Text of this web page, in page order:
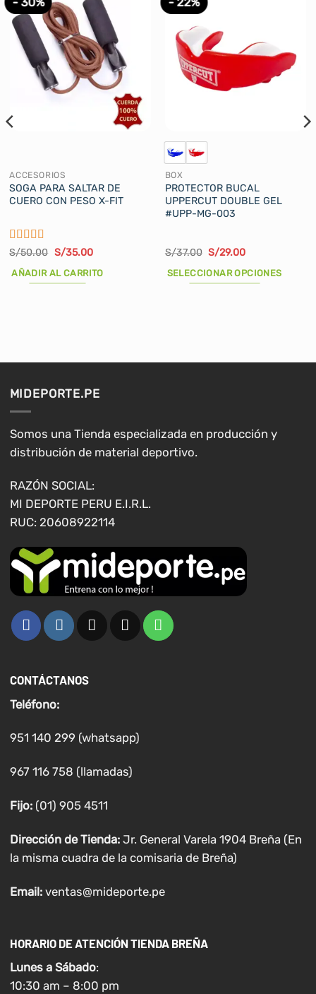
ACCESORIOS
SOGA PARA SALTAR DE
CUERO CON PESO X-FIT
Valorado
S/50.00 El
original
era:
S/35.00El
actual
AÑADIR AL CARRITO
BOX
PROTECTOR BUCAL
UPPERCUT DOUBLE GEL
#UPP-MG-003
S/37.00 El
original
era:
S/29.00El
actual
es:
SELECCIONAR OPCIONES
elegir
en
MIDEPORTE.PE
Somos una Tienda especializada en producción y
distribución de material deportivo.
RAZÓN SOCIAL:
MI DEPORTE PERU E.I.R.L.
RUC: 20608922114
CONTÁCTANOS
Teléfono:
951 140 299 (whatsapp)
967 116 758 (llamadas)
Fijo:(01) 905 4511
Dirección de Tienda: Jr. General Varela 1904 Breña (En
la misma cuadra de la comisaria de Breña)
Email: ventas@mideporte.pe
HORARIO DE ATENCIÓN TIENDA BREÑA
Lunes a Sábado:
10:30 am – 8:00 pm